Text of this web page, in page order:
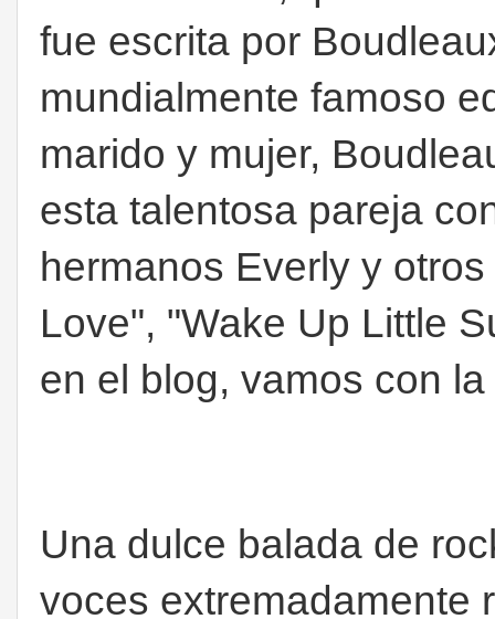
fue escrita por
mundialmente famoso
marido y mujer,
esta talentosa pareja
hermanos Everly y
Love", "Wake Up Little
en el blog, vamos con
Una dulce balada de
voces extremadamente